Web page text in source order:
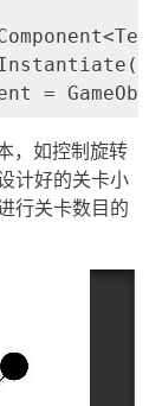
，如控制旋转
计好的关卡小
行关卡数目的